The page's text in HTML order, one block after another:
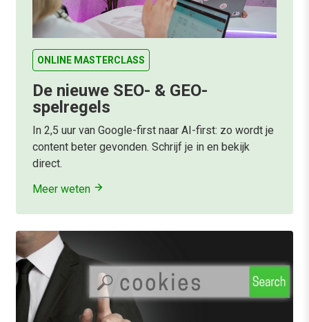
ONLINE MASTERCLASS
De nieuwe SEO- & GEO-
spelregels
In 2,5 uur van Google-first naar AI-first: zo wordt je
content beter gevonden. Schrijf je in en bekijk
direct.
Meer weten